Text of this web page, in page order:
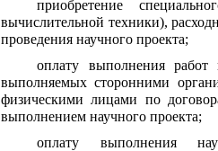
приобретение
вычислительной техники),
проведения научного проекта;
оплату выполнения работ
выполняемых сторонними
физическими лицами по
выполнением научного проекта;
оплату выполнения